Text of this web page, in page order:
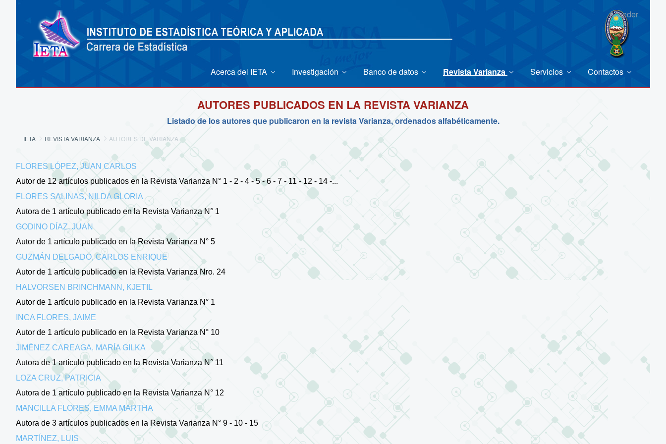
Acceder
Acerca del IETA Investigación Banco de datos Revista Varianza Servicios Contactos
AUTORES PUBLICADOS EN LA REVISTA VARIANZA
Listado de los autores que publicaron en la revista Varianza, ordenados alfabéticamente.
IETA REVISTA VARIANZA AUTORES DE VARIANZA
FLORES LÓPEZ, JUAN CARLOS
Autor de 12 artículos publicados en la Revista Varianza N° 1 - 2 - 4 - 5 - 6 - 7 - 11 - 12 - 14 -...
FLORES SALINAS, NILDA GLORIA
Autora de 1 artículo publicado en la Revista Varianza N° 1
GODINO DÍAZ, JUAN
Autor de 1 artículo publicado en la Revista Varianza N° 5
GUZMÁN DELGADO, CARLOS ENRIQUE
Autor de 1 artículo publicado en la Revista Varianza Nro. 24
HALVORSEN BRINCHMANN, KJETIL
Autor de 1 artículo publicado en la Revista Varianza N° 1
INCA FLORES, JAIME
Autor de 1 artículo publicado en la Revista Varianza N° 10
JIMÉNEZ CAREAGA, MARÍA GILKA
Autora de 1 artículo publicado en la Revista Varianza N° 11
LOZA CRUZ, PATRICIA
Autora de 1 artículo publicado en la Revista Varianza N° 12
MANCILLA FLORES, EMMA MARTHA
Autora de 3 artículos publicados en la Revista Varianza N° 9 - 10 - 15
MARTÍNEZ, LUIS